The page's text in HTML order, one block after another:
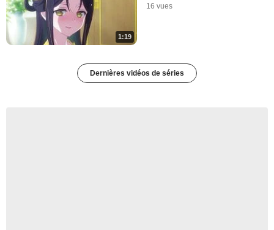
1:19
16 vues
Dernières vidéos de séries